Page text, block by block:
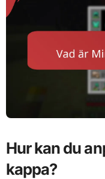
Hur kan du
kappa?